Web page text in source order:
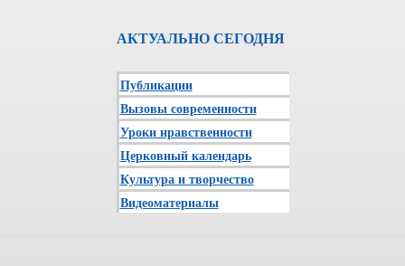
АКТУАЛЬНО СЕГОДНЯ
Публикации
Вызовы современности
Уроки нравственности
Церковный календарь
Культура и творчество
Видеоматериалы